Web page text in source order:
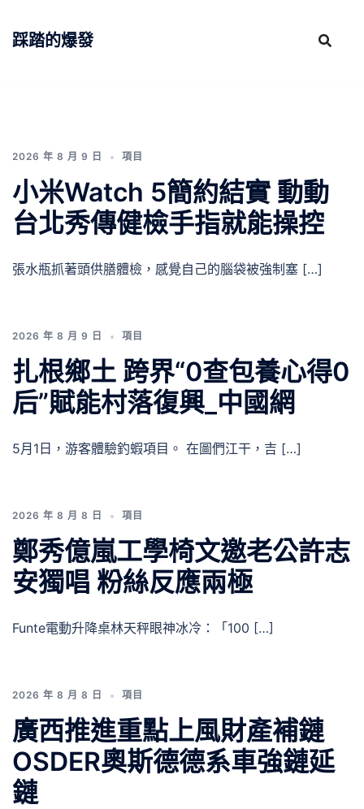
踩踏的爆發
2026 年 8 月 9 日 項目
小米Watch 5簡約結實 動動
台北秀傳健檢手指就能操控
張水瓶抓著頭供膳體檢，感覺自己的腦袋被強制塞 […]
2026 年 8 月 9 日 項目
扎根鄉土 跨界“0查包養心得0
后”賦能村落復興_中國網
5月1日，游客體驗釣蝦項目。 在圖們江干，吉 […]
2026 年 8 月 8 日 項目
鄭秀億嵐工學椅文邀老公許志
安獨唱 粉絲反應兩極
Funte電動升降桌林天秤眼神冰冷：「100 […]
2026 年 8 月 8 日 項目
廣西推進重點上風財產補鏈
OSDER奧斯德德系車強鏈延
鏈